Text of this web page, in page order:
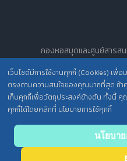
เว็บไซต์มีการใช้งานคุกกี้ (Cookies) เ
ตรงตามความสนใจของคุณมากที่สุด ถ้า
เก็บคุกกี้เพื่อวัตถุประสงค์ข้างต้น ทั้งนี้ คุ
คุกกี้ได้โดยคลิกที่ นโยบายการใช้คุกกี้
นโยบา
กองหอสมุดและศูนย์สารสน
All
นโยบายการคุ้มคร
ประกาศความเป็นส่วนตัว